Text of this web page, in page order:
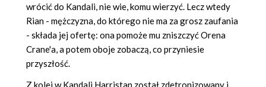
wrócić do Kandali, nie wie, komu wierzyć. Lecz wtedy
Rian - mężczyzna, do którego nie ma za grosz zaufania
- składa jej ofertę: ona pomoże mu zniszczyć Orena
Crane'a, a potem oboje zobaczą, co przyniesie
przyszłość.
Z kolei w Kandali Harristan został zdetronizowany i